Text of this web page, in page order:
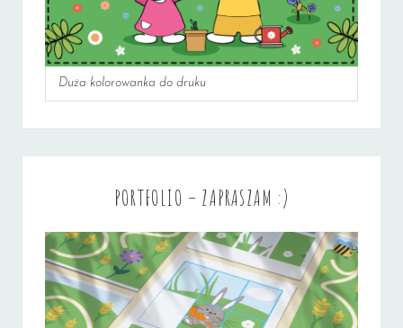
Duża kolorowanka do druku
PORTFOLIO – ZAPRASZAM :)